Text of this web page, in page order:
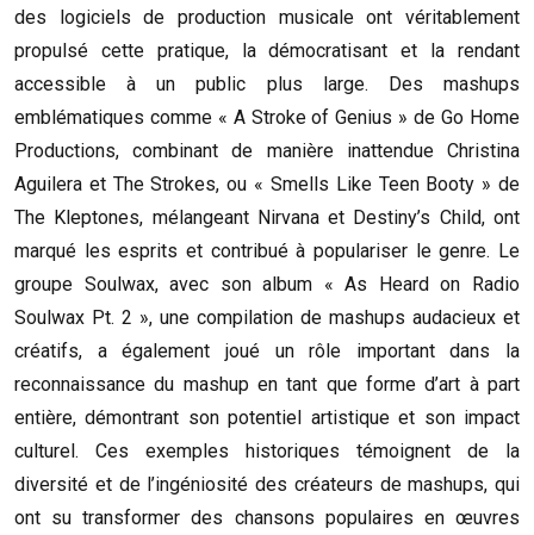
des logiciels de production musicale ont véritablement
propulsé cette pratique, la démocratisant et la rendant
accessible à un public plus large. Des mashups
emblématiques comme « A Stroke of Genius » de Go Home
Productions, combinant de manière inattendue Christina
Aguilera et The Strokes, ou « Smells Like Teen Booty » de
The Kleptones, mélangeant Nirvana et Destiny’s Child, ont
marqué les esprits et contribué à populariser le genre. Le
groupe Soulwax, avec son album « As Heard on Radio
Soulwax Pt. 2 », une compilation de mashups audacieux et
créatifs, a également joué un rôle important dans la
reconnaissance du mashup en tant que forme d’art à part
entière, démontrant son potentiel artistique et son impact
culturel. Ces exemples historiques témoignent de la
diversité et de l’ingéniosité des créateurs de mashups, qui
ont su transformer des chansons populaires en œuvres